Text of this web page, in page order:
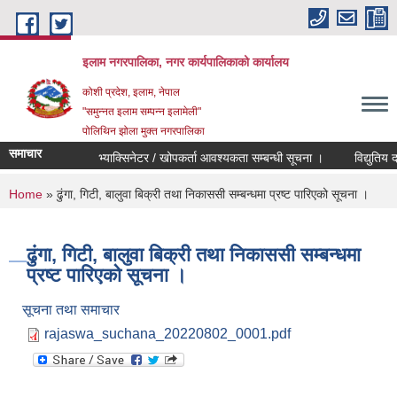
Skip to main content
इलाम नगरपालिका, नगर कार्यपालिकाको कार्यालय
कोशी प्रदेश, इलाम, नेपाल
"समुन्नत इलाम सम्पन्न इलामेली"
पोलिथिन झोला मुक्त नगरपालिका
समाचार भ्याक्सिनेटर / खोपकर्ता आवश्यकता सम्बन्धी सूचना । विद्युतिय
You are here
Home » ढुंगा, गिटी, बालुवा बिक्री तथा निकाससी सम्बन्धमा प्रष्ट पारिएको सूचना ।
ढुंगा, गिटी, बालुवा बिक्री तथा निकाससी सम्बन्धमा
प्रष्ट पारिएको सूचना ।
सूचना तथा समाचार
rajaswa_suchana_20220802_0001.pdf